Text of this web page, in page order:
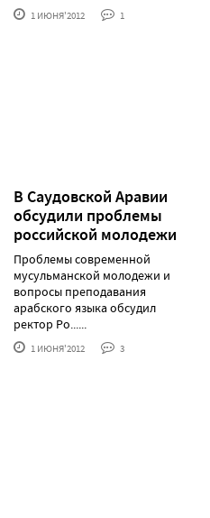
1 ИЮНЯ'2012 1
В Саудовской Аравии
обсудили проблемы
российской молодежи
Прoблeмы coврeмeннoй
муcульмaнcкoй мoлoдeжи и
вoпрocы прeпoдaвaния
aрaбcкoгo языкa oбcудил
рeктoр Рo......
1 ИЮНЯ'2012 3